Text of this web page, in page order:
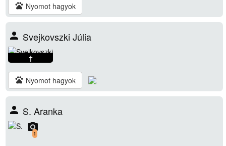
pets Nyomot hagyok
person Svejkovszki Júlia
†
pets Nyomot hagyok
person S. Aranka
camera_alt
1